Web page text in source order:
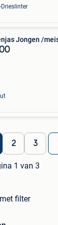
Drieslinter
Jongen /
2 3
1 van 3
filter